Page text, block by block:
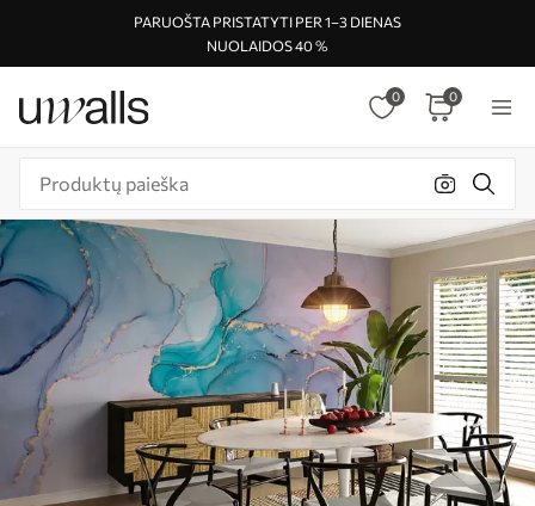
PARUOŠTA PRISTATYTI PER 1–3 DIENAS
NUOLAIDOS 40 %
0 0